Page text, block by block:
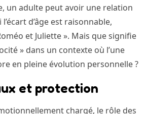
un adulte peut avoir une relation
d’âge est raisonnable,
et Juliette ». Mais que signifie
» dans un contexte où l’une
en pleine évolution personnelle ?
et protection
chargé, le rôle des